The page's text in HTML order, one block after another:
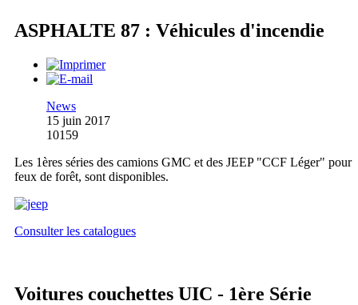
ASPHALTE 87 : Véhicules d'incendie
News
15 juin 2017
10159
Les 1ères séries des camions GMC et des JEEP "CCF Léger" pour
feux de forêt, sont disponibles.
Consulter les catalogues
Voitures couchettes UIC - 1ère Série